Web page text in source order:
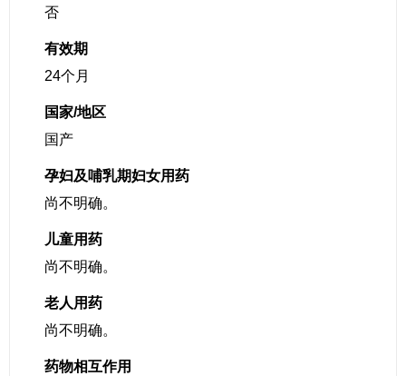
否
有效期
24个月
国家/地区
国产
孕妇及哺乳期妇女用药
尚不明确。
儿童用药
尚不明确。
老人用药
尚不明确。
药物相互作用